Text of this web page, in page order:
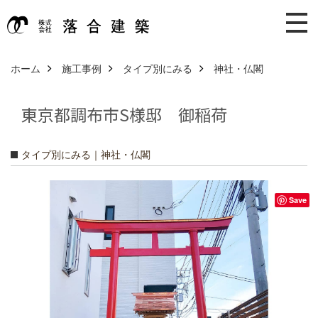
ホーム 施工事例 タイプ別にみる 神社・仏閣
東京都調布市S様邸 御稲荷
タイプ別にみる｜神社・仏閣
Save